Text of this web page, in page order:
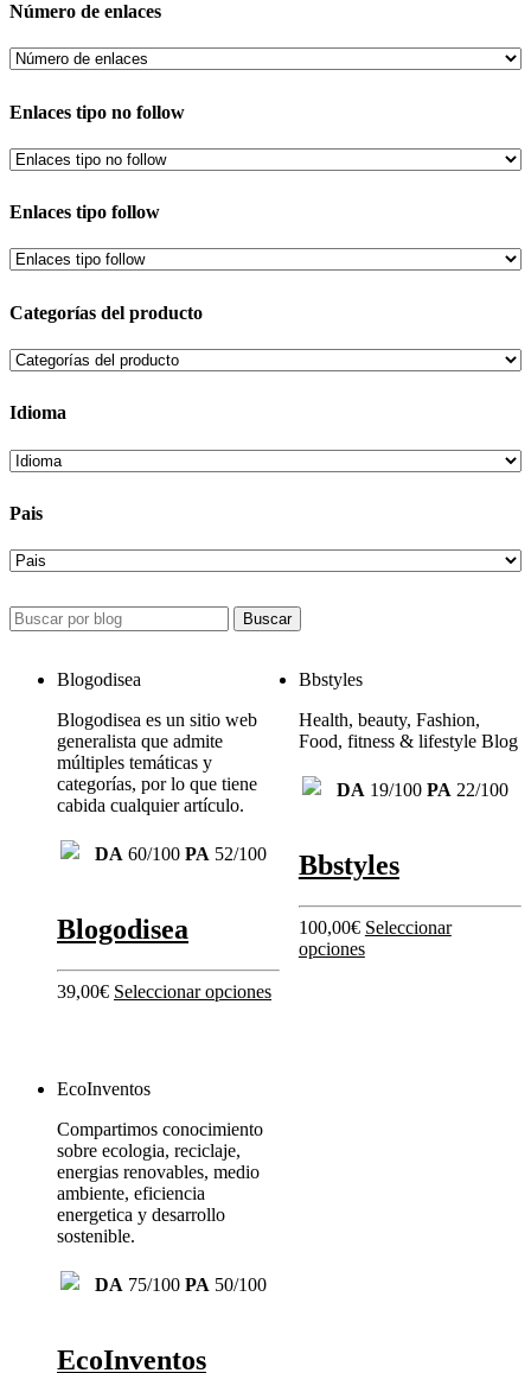
Número de enlaces
Enlaces tipo no follow
Enlaces tipo follow
Categorías del producto
Idioma
Pais
Buscar
Blogodisea
Blogodisea es un sitio web
generalista que admite
múltiples temáticas y
categorías, por lo que tiene
cabida cualquier artículo.
DA 60/100 PA 52/100
Blogodisea
39,00€ Seleccionar opciones
Bbstyles
Health, beauty, Fashion,
Food, fitness & lifestyle Blog
DA 19/100 PA 22/100
Bbstyles
100,00€ Seleccionar
opciones
EcoInventos
Compartimos conocimiento
sobre ecologia, reciclaje,
energias renovables, medio
ambiente, eficiencia
energetica y desarrollo
sostenible.
DA 75/100 PA 50/100
EcoInventos